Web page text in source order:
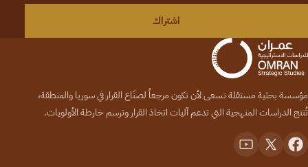
اشتراك
مؤسسة بحثية مستقلة تسعى لأن تكون مرجعاً لصنّاع القرار في سوريا والمنطقة،
تُنتج الدراسات المنهجية التي تدعم آليات اتخاذ القرار وترسم خارطة الأولويات.